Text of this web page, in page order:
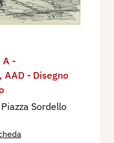
A -
, AAD - Disegno
Sordello